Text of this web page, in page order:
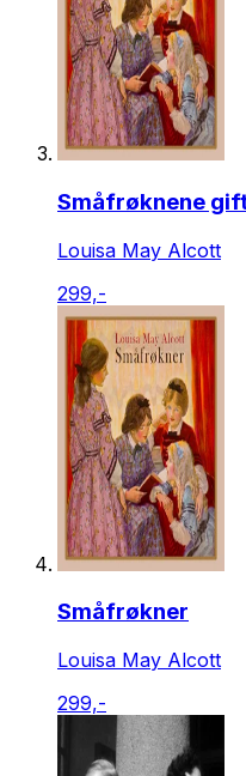
Småfrøknene
Louisa May Alcott
299,-
Småfrøkner
Louisa May Alcott
299,-